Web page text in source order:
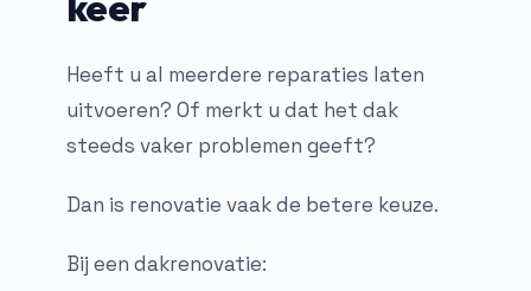
Heeft u al meerdere reparaties laten
uitvoeren? Of merkt u dat het dak
steeds vaker problemen geeft?
Dan is renovatie vaak de betere keuze.
Bij een dakrenovatie: